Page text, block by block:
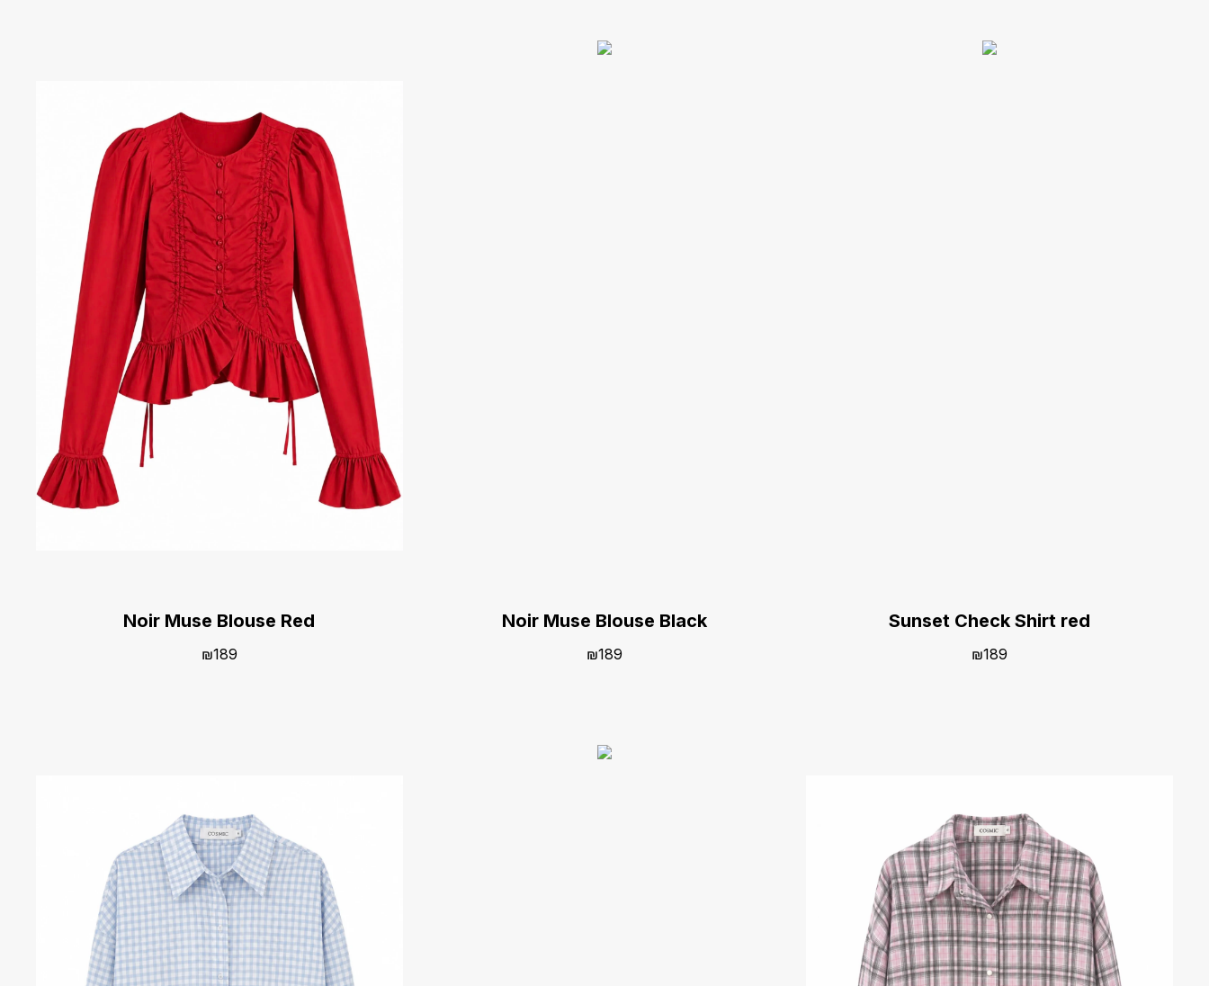
Noir Muse Blouse Red
₪189
Noir Muse Blouse Black
₪189
Sunset Check Shirt red
₪189